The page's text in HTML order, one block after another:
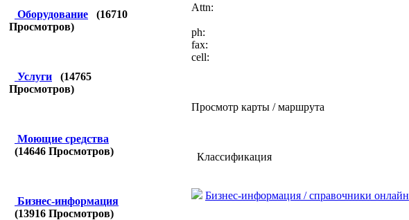
Оборудование (16710
Просмотров)
Услуги (14765
Просмотров)
Моющие средства
(14646 Просмотров)
Бизнес-информация
(13916 Просмотров)
Attn:
ph:
fax:
cell:
Просмотр карты / маршрута
Классификация
Бизнес-информация / справочники онлайн